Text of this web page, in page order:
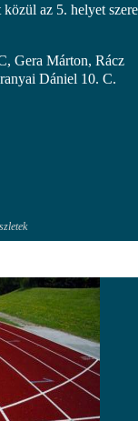
az 5. helyet
Gera Márton, Rácz
Dániel 10. C.